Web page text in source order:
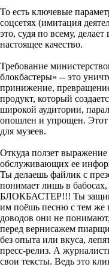
То есть ключевые
соцсетях (имитация
это, судя по всему,
настоящее качество.
Требование
блокбастеры» -- это
принижение,
продукт, который
широкой аудитории,
опошлен и упрощен. Этот
для музеев.
Откуда ползет
обслуживающих ее
Ты делаешь файлик с
понимает лишь в
БЛОКБАСТЕР!!! Ты
им поёшь песню с тем же
доводов они не
перед вернисажем
без опыта или вкуса,
пресс-релиз. А
свои тексты. Ведь это